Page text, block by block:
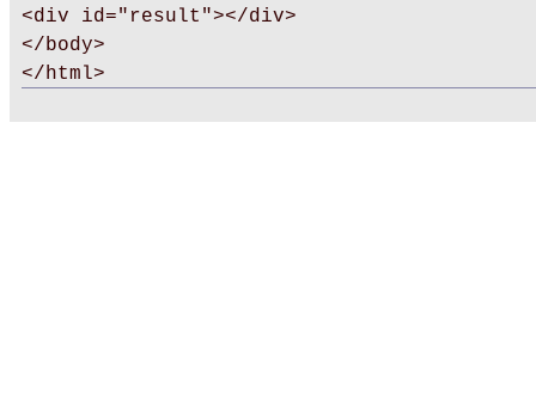
<div id="result"></div>
</body>
</html>